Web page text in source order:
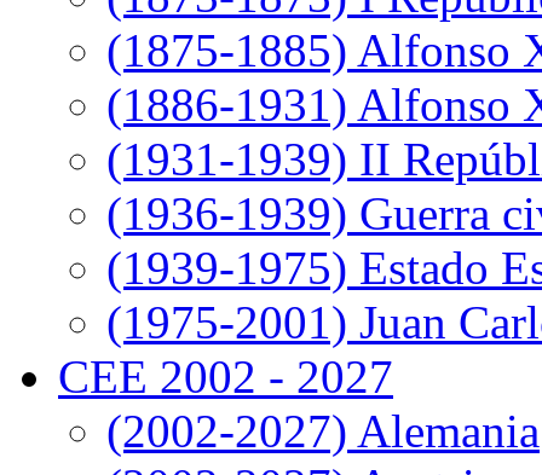
(1875-1885) Alfonso
(1886-1931) Alfonso
(1931-1939) II
(1936-1939) Guerra
(1939-1975) Estado
(1975-2001) Juan
CEE 2002 - 2027
(2002-2027) Alemania